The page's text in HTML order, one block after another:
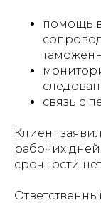
помощь
связь с
Клиент
рабочих
срочности